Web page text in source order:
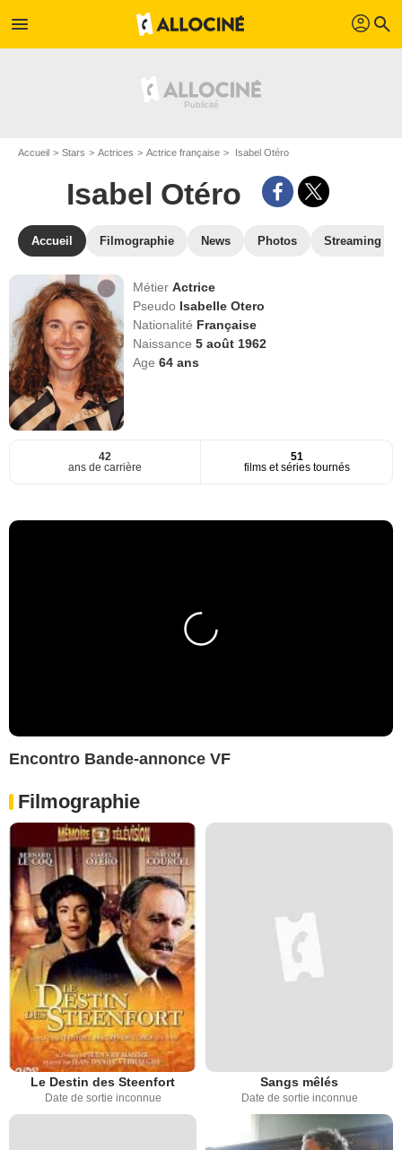
menu profil search
Accueil Stars Actrices Actrice française Isabel Otéro
Isabel Otéro
Accueil Filmographie News Photos Streaming
MétierActrice
Pseudo Isabelle Otero
Nationalité Française
Naissance5 août 1962
Age64 ans
42
ans de carrière
51
films et séries tournés
Encontro Bande-annonce VF
Filmographie
Le Destin des Steenfort
Date de sortie inconnue
Sangs mêlés
Date de sortie inconnue